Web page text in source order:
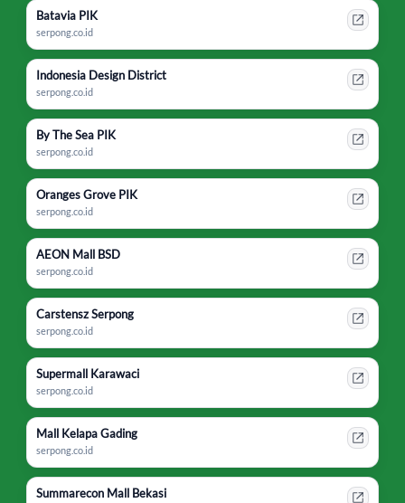
Batavia PIK
serpong.co.id
Indonesia Design District
serpong.co.id
By The Sea PIK
serpong.co.id
Oranges Grove PIK
serpong.co.id
AEON Mall BSD
serpong.co.id
Carstensz Serpong
serpong.co.id
Supermall Karawaci
serpong.co.id
Mall Kelapa Gading
serpong.co.id
Summarecon Mall Bekasi